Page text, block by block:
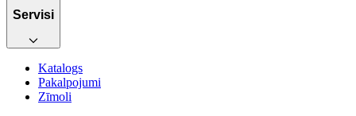
Servisi
Katalogs
Pakalpojumi
Zīmoli